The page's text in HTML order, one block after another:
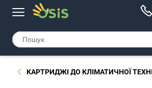
КАРТРИДЖІ ДО КЛІМАТИЧНОЇ